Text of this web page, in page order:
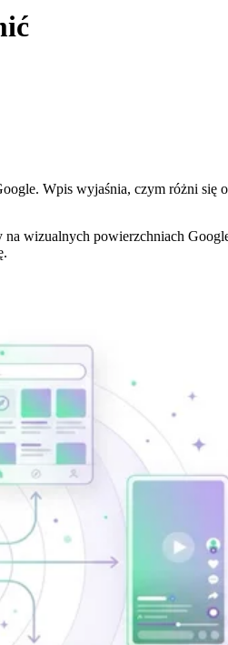
Wpis wyjaśnia, czym różni się
wizualnych powierzchniach